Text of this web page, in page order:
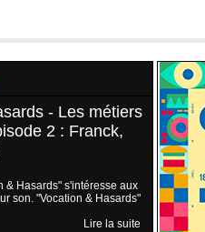
- Les métiers
2 : Franck,
& Hasards" s'intéresse aux
son. "Vocation & Hasards"
Lire la suite